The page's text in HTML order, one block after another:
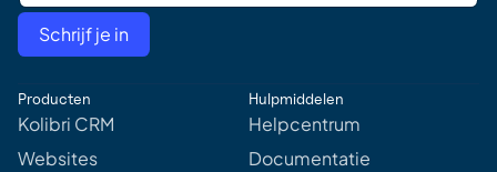
a
l
d
r
s
Schrijf je in
Producten
Kolibri CRM
Websites
Hulpmiddelen
Helpcentrum
Documentatie